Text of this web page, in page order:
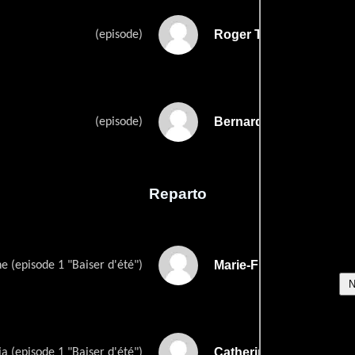
(episode) Roger Tailleurs
(episode) Bernard Toublanc-
Reparto
(episode 1 "Baiser d'été") Marie-France Boyer
Catherine Sola